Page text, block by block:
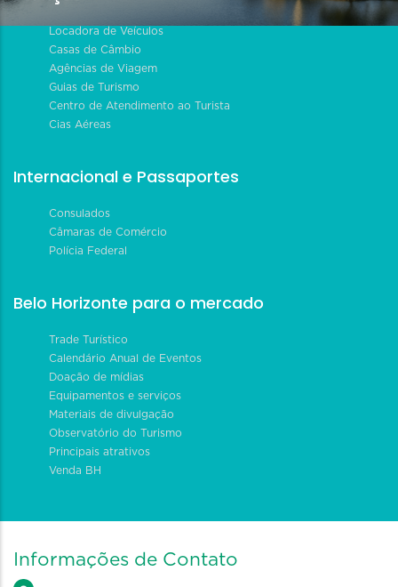
Locadora de Veículos
Casas de Câmbio
Agências de Viagem
Guias de Turismo
Centro de Atendimento ao Turista
Cias Aéreas
Internacional e Passaportes
Consulados
Câmaras de Comércio
Polícia Federal
Belo Horizonte para o mercado
Trade Turístico
Calendário Anual de Eventos
Doação de mídias
Equipamentos e serviços
Materiais de divulgação
Observatório do Turismo
Principais atrativos
Venda BH
Informações de Contato